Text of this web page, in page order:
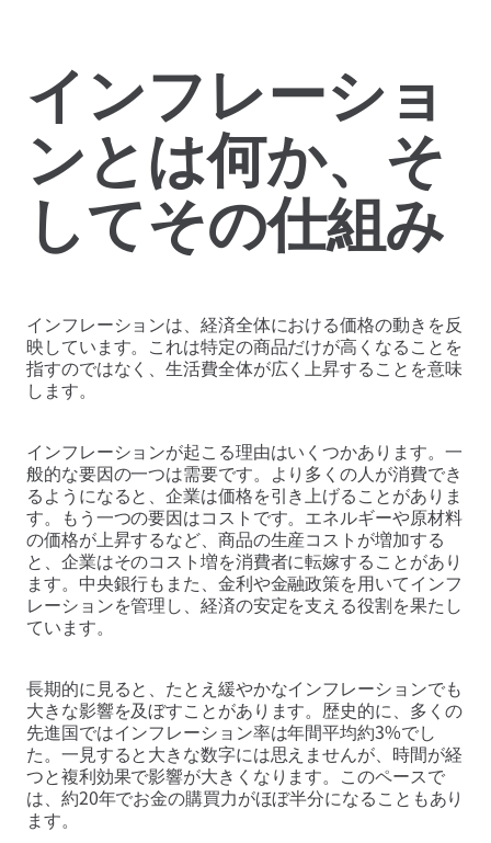
インフレーショ
ンとは何か、そ
してその仕組み
インフレーションは、経済全体における価格の動きを反
映しています。これは特定の商品だけが高くなることを
指すのではなく、生活費全体が広く上昇することを意味
します。
インフレーションが起こる理由はいくつかあります。一
般的な要因の一つは需要です。より多くの人が消費でき
るようになると、企業は価格を引き上げることがありま
す。もう一つの要因はコストです。エネルギーや原材料
の価格が上昇するなど、商品の生産コストが増加する
と、企業はそのコスト増を消費者に転嫁することがあり
ます。中央銀行もまた、金利や金融政策を用いてインフ
レーションを管理し、経済の安定を支える役割を果たし
ています。
長期的に見ると、たとえ緩やかなインフレーションでも
大きな影響を及ぼすことがあります。歴史的に、多くの
先進国ではインフレーション率は年間平均約3%でし
た。一見すると大きな数字には思えませんが、時間が経
つと複利効果で影響が大きくなります。このペースで
は、約20年でお金の購買力がほぼ半分になることもあり
ます。